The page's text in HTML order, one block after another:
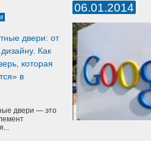
для деревянных дверей
двери: от
Как
которая
в
двери — это
06.01.2014